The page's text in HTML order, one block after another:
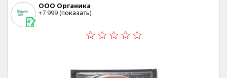
ООО Органика
+7 999 (показать)